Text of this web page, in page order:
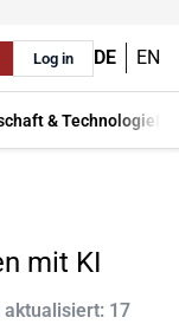
Log in DE EN
& Technologie
mit KI
17